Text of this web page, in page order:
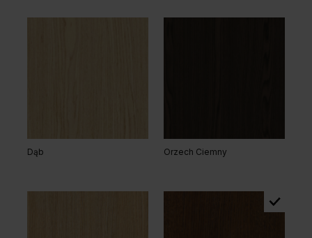
Dąb Orzech Ciemny